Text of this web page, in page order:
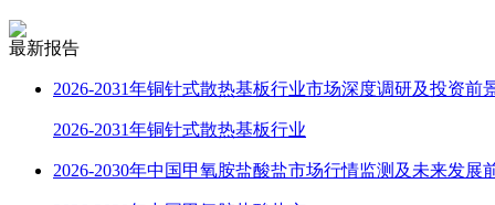
最新报告
2026-2031年铜针式散热基板行业市场深度调研及投资前
2026-2031年铜针式散热基板行业
2026-2030年中国甲氧胺盐酸盐市场行情监测及未来发展